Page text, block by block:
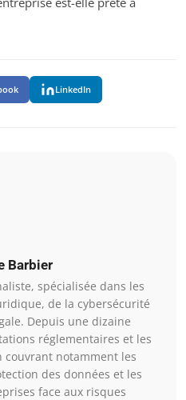
LinkedIn
Barbier
spécialisée dans les
de la cybersécurité
Depuis une dizaine
réglementaires et les
couvrant notamment les
des données et les
face aux risques